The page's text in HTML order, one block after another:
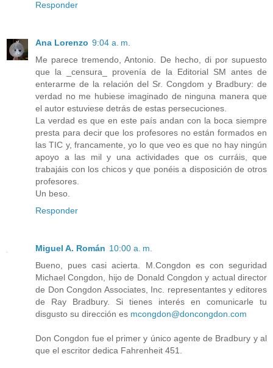
Responder
Ana Lorenzo 9:04 a. m.
Me parece tremendo, Antonio. De hecho, di por supuesto
que la _censura_ provenía de la Editorial SM antes de
enterarme de la relación del Sr. Congdom y Bradbury: de
verdad no me hubiese imaginado de ninguna manera que
el autor estuviese detrás de estas persecuciones.
La verdad es que en este país andan con la boca siempre
presta para decir que los profesores no están formados en
las TIC y, francamente, yo lo que veo es que no hay ningún
apoyo a las mil y una actividades que os curráis, que
trabajáis con los chicos y que ponéis a disposición de otros
profesores.
Un beso.
Responder
Miguel A. Román 10:00 a. m.
Bueno, pues casi acierta. M.Congdon es con seguridad
Michael Congdon, hijo de Donald Congdon y actual director
de Don Congdon Associates, Inc. representantes y editores
de Ray Bradbury. Si tienes interés en comunicarle tu
disgusto su dirección es mcongdon@doncongdon.com
Don Congdon fue el primer y único agente de Bradbury y al
que el escritor dedica Fahrenheit 451.